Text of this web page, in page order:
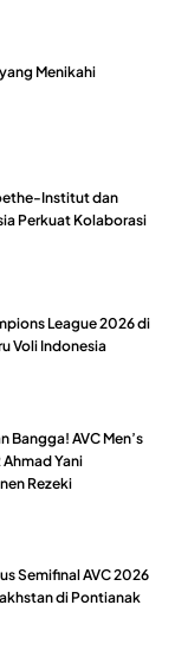
Menikahi
Institut dan
Perkuat Kolaborasi
League 2026 di
Voli Indonesia
Bangga! AVC Men’s
Yani
Rezeki
Semifinal AVC 2026
di Pontianak